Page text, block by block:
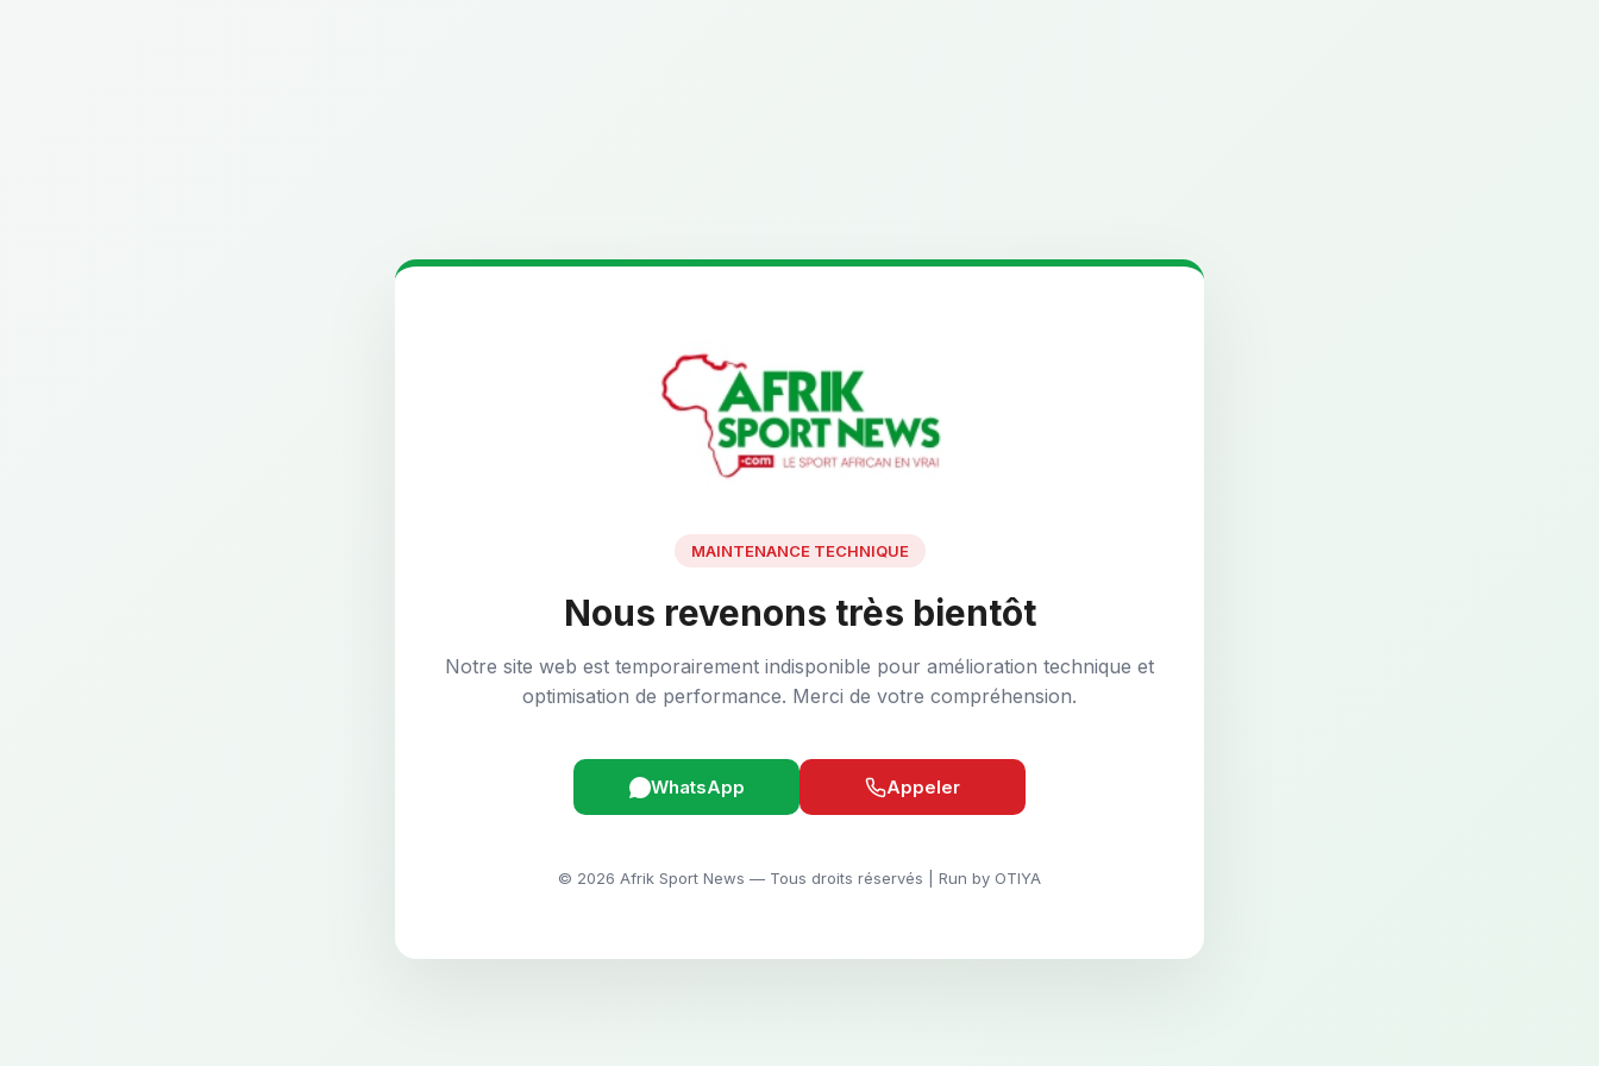
MAINTENANCE TECHNIQUE
Nous revenons très bientôt
Notre site web est temporairement indisponible pour amélioration technique et
optimisation de performance. Merci de votre compréhension.
WhatsApp Appeler
© 2026 Afrik Sport News — Tous droits réservés | Run by OTIYA